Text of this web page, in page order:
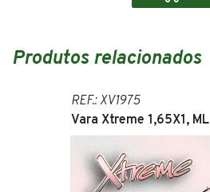
Produtos relacionados
REF.: XV1975
Vara Xtreme 1,65X1, ML